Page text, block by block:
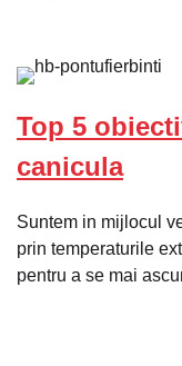
Top 5
canicula
Suntem in mijlocul
prin temperaturile
pentru a se mai